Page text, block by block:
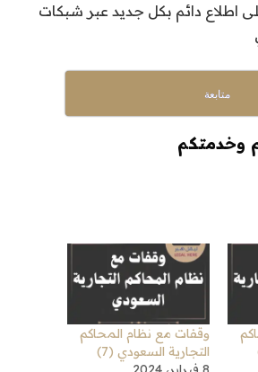
على اطلاع دائم بكل جديد عبر شبكات
متابعة
وخدمتكم
وقفات مع نظام المحاكم
التجارية السعودي (7)